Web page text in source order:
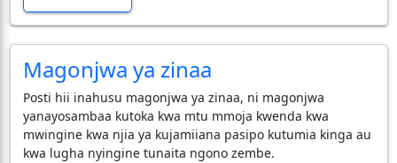
Magonjwa ya zinaa
Posti hii inahusu magonjwa ya zinaa, ni magonjwa
yanayosambaa kutoka kwa mtu mmoja kwenda kwa
mwingine kwa njia ya kujamiiana pasipo kutumia kinga au
kwa lugha nyingine tunaita ngono zembe.